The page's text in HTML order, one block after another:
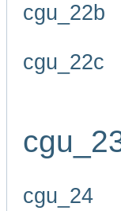
cgu_22b
cgu_22c
cgu_24